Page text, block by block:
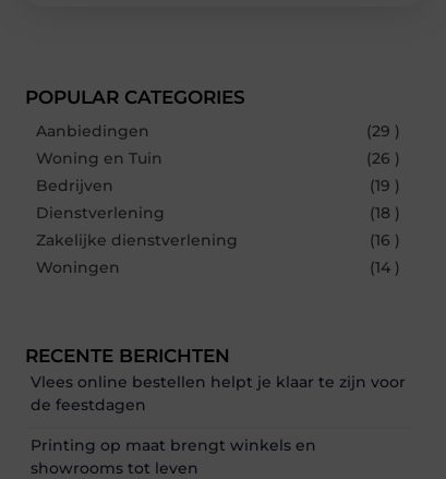
POPULAR CATEGORIES
Aanbiedingen
(29 )
Woning en Tuin
(26 )
Bedrijven
(19 )
Dienstverlening
(18 )
Zakelijke dienstverlening
(16 )
Woningen
(14 )
RECENTE BERICHTEN
Vlees online bestellen helpt je klaar te zijn voor
de feestdagen
Printing op maat brengt winkels en
showrooms tot leven